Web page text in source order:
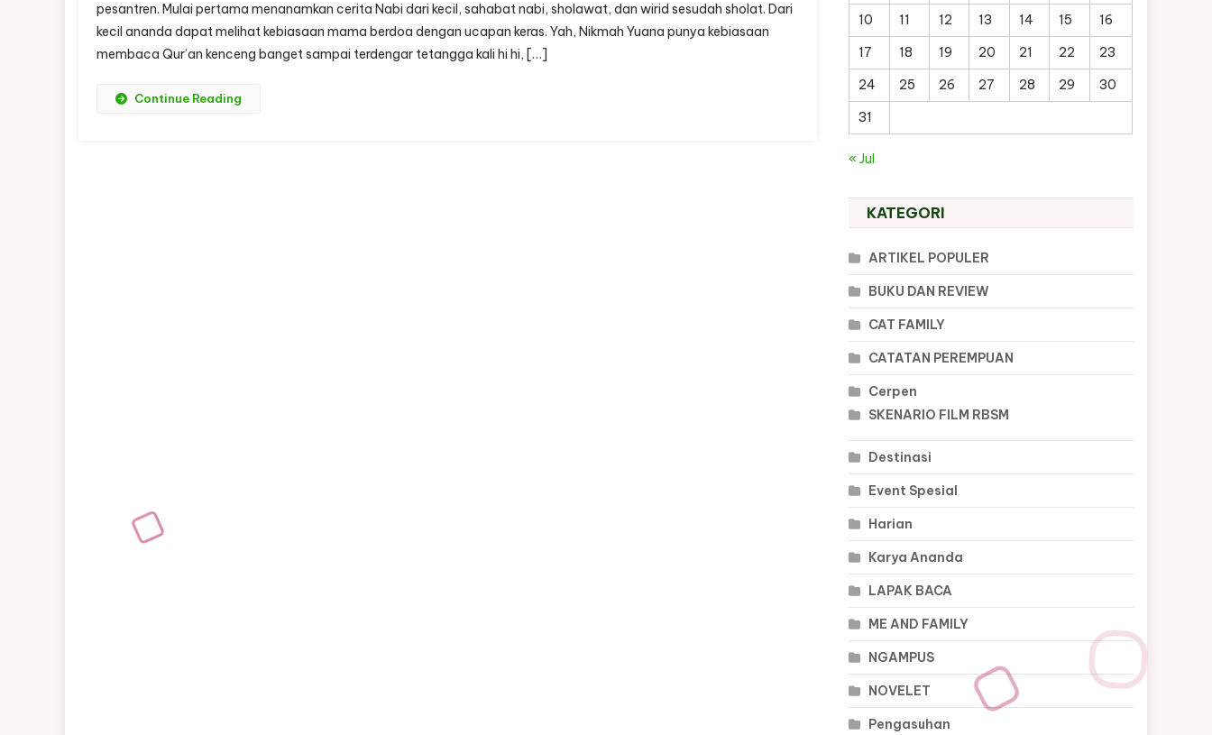
4
Dari
Nikmah
pesantren. Mulai pertama menanamkan cerita Nabi dari kecil, sahabat nabi, sholawat, dan wirid sesudah sholat. Dari
kecil ananda dapat melihat kebiasaan mama berdoa dengan ucapan keras. Yah, Nikmah Yuana punya kebiasaan
membaca Qur’an kenceng banget sampai terdengar tetangga kali hi hi, […]
Continue Reading
10
11 12 13 14 15
16
17
18 19 20 21 22
23
24
25 26 27 28 29
30
31
« Jul
KATEGORI
ARTIKEL POPULER
BUKU DAN REVIEW
CAT FAMILY
CATATAN PEREMPUAN
Cerpen
SKENARIO FILM RBSM
Destinasi
Event Spesial
Harian
Karya Ananda
LAPAK BACA
ME AND FAMILY
NGAMPUS
NOVELET
Pengasuhan